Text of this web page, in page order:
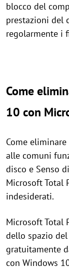
blocco del
prestazioni del
regolarmente i
Come
10 con
Come
alle comuni
disco e Senso
Microsoft Total
indesiderati.
Microsoft Total
dello spazio
gratuitamente
con Windows